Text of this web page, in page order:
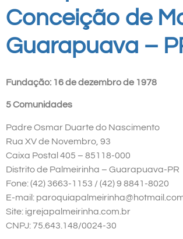
Conceição de
Guarapuava –
Fundação: 16 de dezembro de 1978
5 Comunidades
Padre Osmar Duarte do Nascimento
Rua XV de Novembro, 93
Caixa Postal 405 – 85118-000
Distrito de Palmeirinha – Guarapuava-PR
Fone: (42) 3663-1153 / (42) 9 8841-8020
E-mail:
Site: igrejapalmeirinha.com.br
CNPJ: 75.643.148/0024-30